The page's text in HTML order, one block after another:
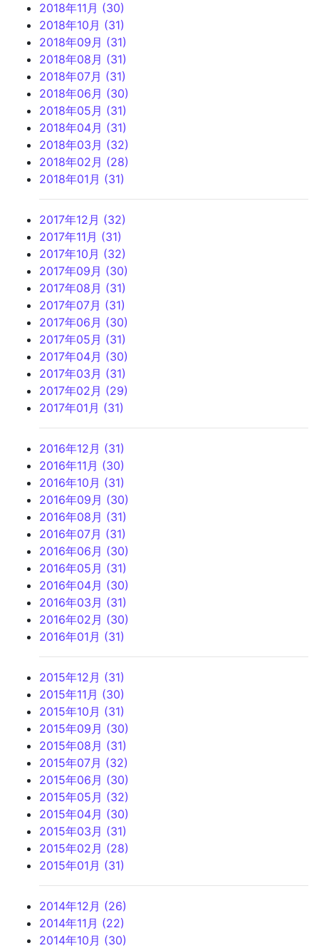
2018年11月 (30)
2018年10月 (31)
2018年09月 (31)
2018年08月 (31)
2018年07月 (31)
2018年06月 (30)
2018年05月 (31)
2018年04月 (31)
2018年03月 (32)
2018年02月 (28)
2018年01月 (31)
2017年12月 (32)
2017年11月 (31)
2017年10月 (32)
2017年09月 (30)
2017年08月 (31)
2017年07月 (31)
2017年06月 (30)
2017年05月 (31)
2017年04月 (30)
2017年03月 (31)
2017年02月 (29)
2017年01月 (31)
2016年12月 (31)
2016年11月 (30)
2016年10月 (31)
2016年09月 (30)
2016年08月 (31)
2016年07月 (31)
2016年06月 (30)
2016年05月 (31)
2016年04月 (30)
2016年03月 (31)
2016年02月 (30)
2016年01月 (31)
2015年12月 (31)
2015年11月 (30)
2015年10月 (31)
2015年09月 (30)
2015年08月 (31)
2015年07月 (32)
2015年06月 (30)
2015年05月 (32)
2015年04月 (30)
2015年03月 (31)
2015年02月 (28)
2015年01月 (31)
2014年12月 (26)
2014年11月 (22)
2014年10月 (30)